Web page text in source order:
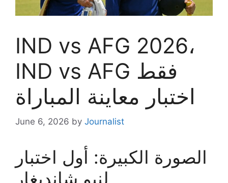
IND vs AFG 2026،
IND vs AFG فقط
اختبار معاينة المباراة
June 6, 2026 by Journalist
الصورة الكبيرة: أول اختبار
لنيو شانديغار